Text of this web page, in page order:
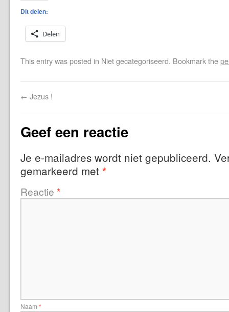
Dit delen:
Delen
This entry was posted in Niet gecategoriseerd. Bookmark the
← Jezus !
Geef een reactie
Je e-mailadres wordt niet gepubliceerd.
gemarkeerd met *
Reactie *
Naam *